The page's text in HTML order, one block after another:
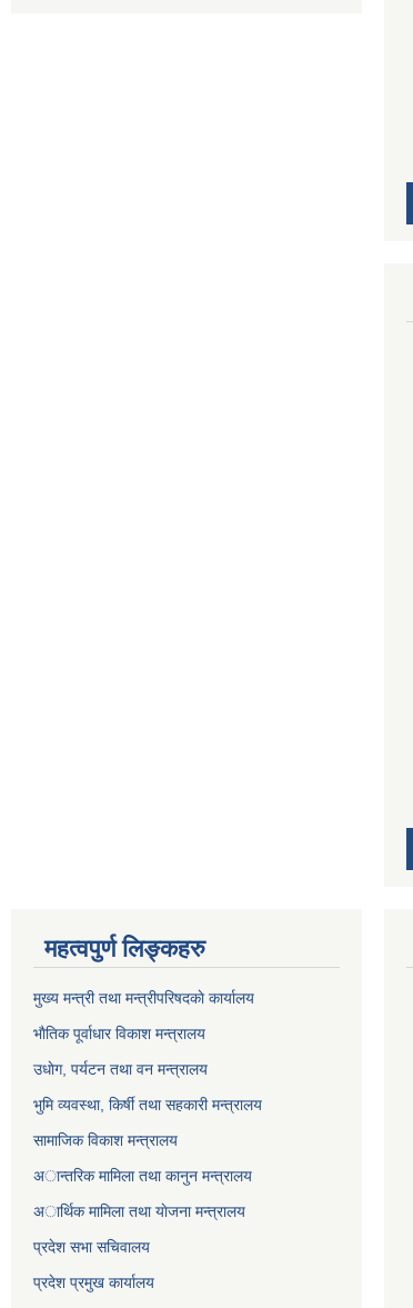
महत्वपुर्ण लिङ्कहरु
मुख्य मन्त्री तथा मन्त्रीपरिषदकाे कार्यालय
भाैतिक पूर्वाधार विकाश मन्त्रालय
उधाेग, पर्यटन तथा वन मन्त्रालय
भुमि व्यवस्था, किर्षी तथा सहकारी मन्त्रालय
सामाजिक विकाश मन्त्रालय
अान्तरिक मामिला तथा कानुन मन्त्रालय
अार्थिक मामिला तथा याेजना मन्त्रालय
प्रदेश सभा सचिवालय
प्रदेश प्रमुख कार्यालय